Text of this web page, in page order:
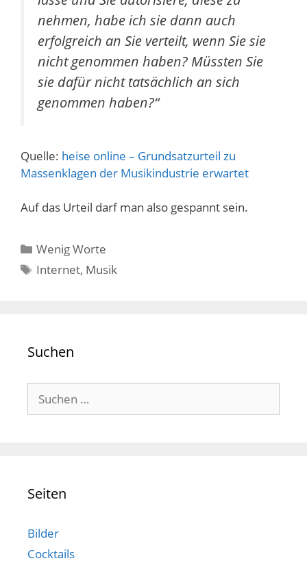
nehmen, habe ich sie dann auch
erfolgreich an Sie verteilt, wenn Sie sie
nicht genommen haben? Müssten Sie
sie dafür nicht tatsächlich an sich
genommen haben?“
Quelle: heise online – Grundsatzurteil zu
Massenklagen der Musikindustrie erwartet
Auf das Urteil darf man also gespannt sein.
Kategorien
Wenig Worte
Schlagwörter
Internet, Musik
Suchen
Suchen
nach:
Seiten
Bilder
Cocktails